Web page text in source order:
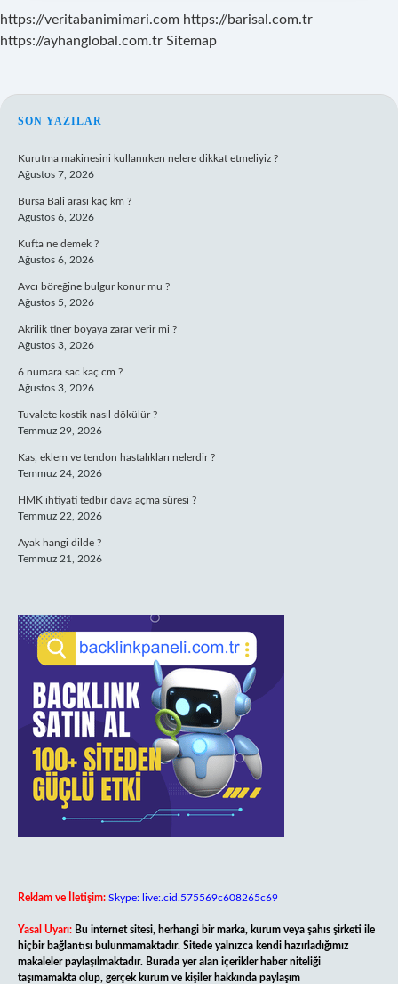
https://veritabanimimari.com https://barisal.com.tr
https://ayhanglobal.com.tr Sitemap
SIDEBAR
SON YAZILAR
Kurutma makinesini kullanırken nelere dikkat etmeliyiz ?
Ağustos 7, 2026
Bursa Bali arası kaç km ?
Ağustos 6, 2026
Kufta ne demek ?
Ağustos 6, 2026
Avcı böreğine bulgur konur mu ?
Ağustos 5, 2026
Akrilik tiner boyaya zarar verir mi ?
Ağustos 3, 2026
6 numara sac kaç cm ?
Ağustos 3, 2026
Tuvalete kostik nasıl dökülür ?
Temmuz 29, 2026
Kas, eklem ve tendon hastalıkları nelerdir ?
Temmuz 24, 2026
HMK ihtiyati tedbir dava açma süresi ?
Temmuz 22, 2026
Ayak hangi dilde ?
Temmuz 21, 2026
Reklam ve İletişim: Skype: live:.cid.575569c608265c69
Yasal Uyarı: Bu internet sitesi, herhangi bir marka, kurum veya şahıs şirketi ile
hiçbir bağlantısı bulunmamaktadır. Sitede yalnızca kendi hazırladığımız
makaleler paylaşılmaktadır. Burada yer alan içerikler haber niteliği
taşımamakta olup, gerçek kurum ve kişiler hakkında paylaşım